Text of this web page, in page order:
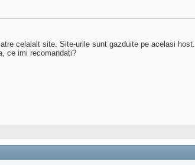
celalalt site. Site-urile sunt gazduite pe acelasi host.
ce imi recomandati?